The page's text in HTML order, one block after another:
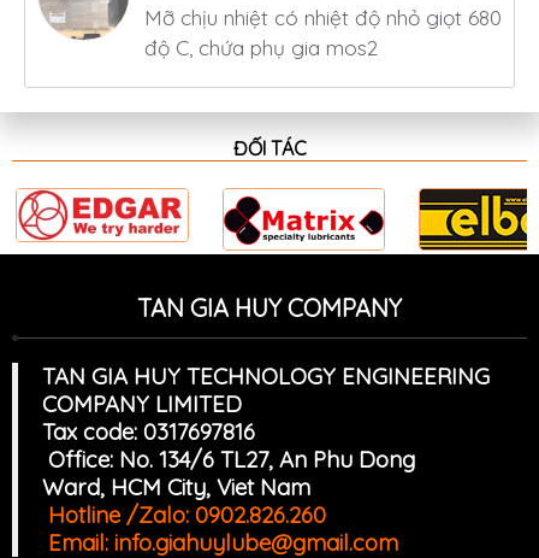
Mỡ chịu nhiệt có nhiệt độ nhỏ giọt 680
độ C, chứa phụ gia mos2
ĐỐI TÁC
TAN GIA HUY COMPANY
TAN GIA HUY TECHNOLOGY ENGINEERING
COMPANY LIMITED
Tax code: 0317697816
Office: No. 134/6 TL27, An Phu Dong
Ward, HCM City, Viet Nam
Hotline /Zalo: 0902.826.260
Email: info.giahuylube@gmail.com